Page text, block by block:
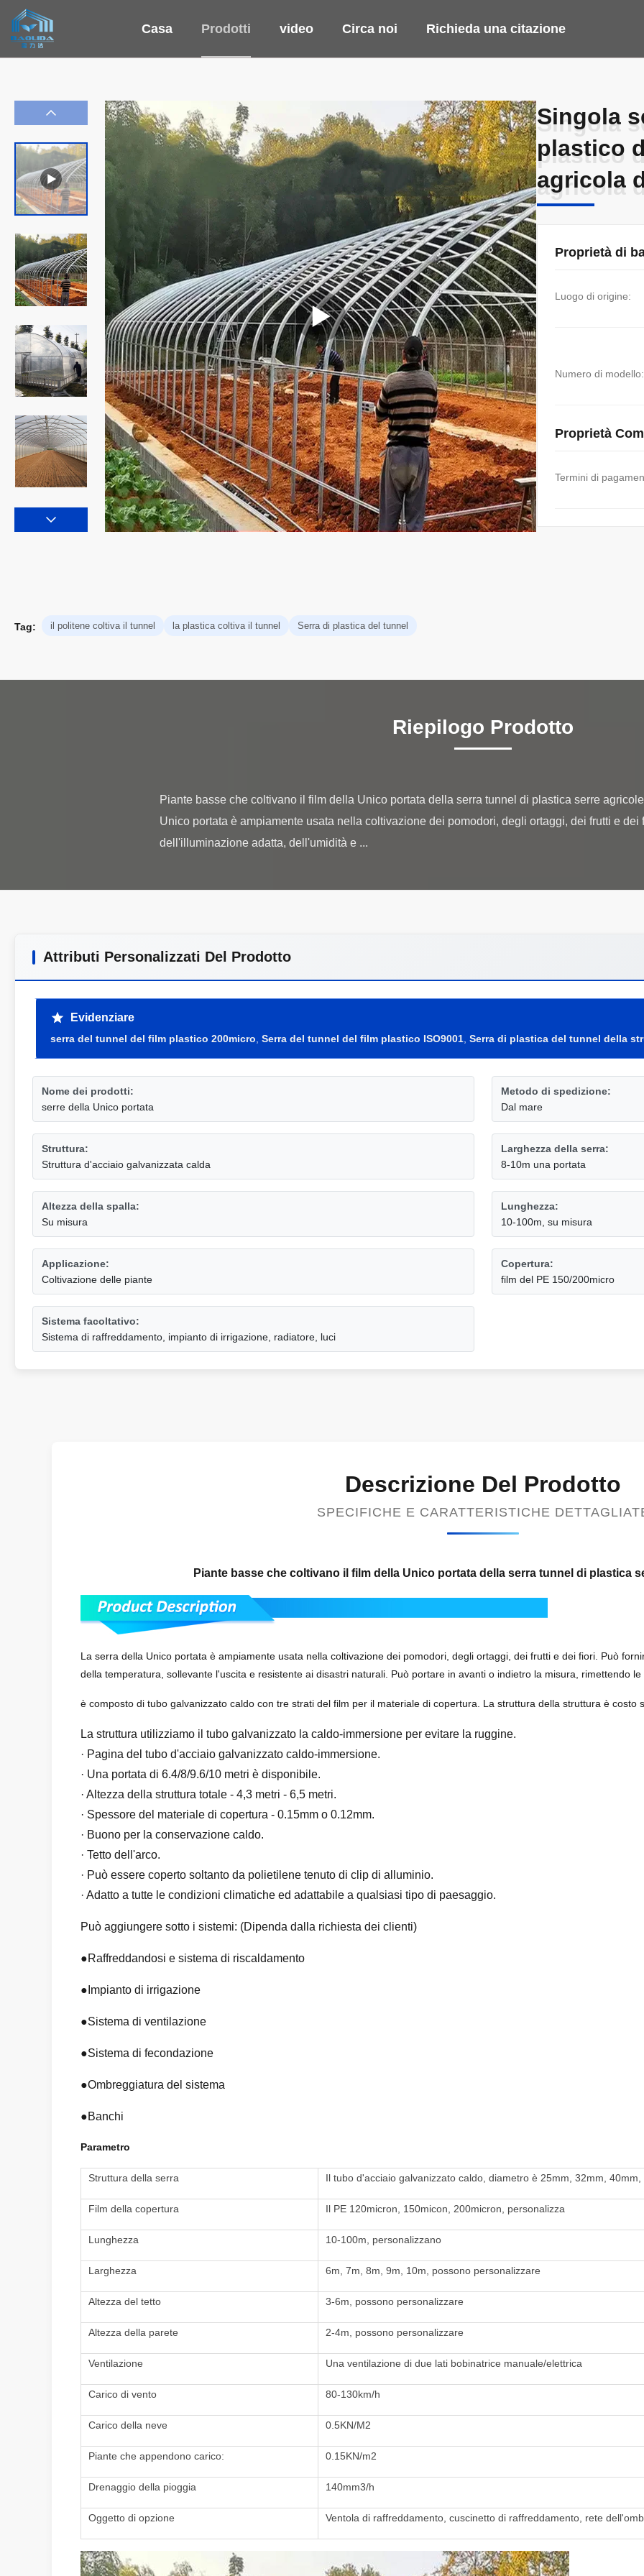
Casa Prodotti video Circa noi Richieda una citazione
Singola
plastico
agricola
Singola
plastico
agricola
Proprietà di
Luogo di origine:
Numero di modello:
Proprietà
Termini di
Tag: il politene coltiva il tunnel la plastica coltiva il tunnel Serra di plastica del tunnel
Riepilogo Prodotto
Piante basse che coltivano il film della Unico portata della serra tunnel di plastica serre
Unico portata è ampiamente usata nella coltivazione dei pomodori, degli ortaggi, dei frutti e dei
Attributi Personalizzati Del Prodotto
Evidenziare
serra del tunnel del film plastico 200micro Serra del tunnel del film plastico ISO9001 Serra di plastica del tunnel della
Nome dei prodotti:
serre della Unico portata
Metodo di spedizione:
Dal mare
Struttura:
Struttura d'acciaio galvanizzata calda
Larghezza della serra:
8-10m una portata
Altezza della spalla:
Su misura
Lunghezza:
10-100m, su misura
Applicazione:
Coltivazione delle piante
Copertura:
film del PE 150/200micro
Sistema facoltativo:
Sistema di raffreddamento, impianto di irrigazione, radiatore, luci
Descrizione Del Prodotto
SPECIFICHE E CARATTERISTICHE
Piante basse che coltivano il film della Unico portata della serra tunnel di plastica
La serra della Unico portata è ampiamente usata nella coltivazione dei pomodori, degli ortaggi, dei frutti e dei fiori. Può
della temperatura, sollevante l'uscita e resistente ai disastri naturali. Può portare in avanti o indietro la misura, rimettendo
è composto di tubo galvanizzato caldo con tre strati del film per il materiale di copertura. La struttura della struttura è costo
La struttura utilizziamo il tubo galvanizzato la caldo-immersione per evitare la ruggine.
· Pagina del tubo d'acciaio galvanizzato caldo-immersione.
· Una portata di 6.4/8/9.6/10 metri è disponibile.
· Altezza della struttura totale - 4,3 metri - 6,5 metri.
· Spessore del materiale di copertura - 0.15mm o 0.12mm.
· Buono per la conservazione caldo.
· Tetto dell'arco.
· Può essere coperto soltanto da polietilene tenuto di clip di alluminio.
· Adatto a tutte le condizioni climatiche ed adattabile a qualsiasi tipo di paesaggio.
Può aggiungere sotto i sistemi: (Dipenda dalla richiesta dei clienti)
●Raffreddandosi e sistema di riscaldamento
●Impianto di irrigazione
●Sistema di ventilazione
●Sistema di fecondazione
●Ombreggiatura del sistema
●Banchi
Parametro
Struttura della serra Il tubo d'acciaio galvanizzato caldo, diametro è 25mm, 32mm,
Film della copertura Il PE 120micron, 150micon, 200micron, personalizza
Lunghezza 10-100m, personalizzano
Larghezza 6m, 7m, 8m, 9m, 10m, possono personalizzare
Altezza del tetto 3-6m, possono personalizzare
Altezza della parete 2-4m, possono personalizzare
Ventilazione Una ventilazione di due lati bobinatrice manuale/elettrica
Carico di vento 80-130km/h
Carico della neve 0.5KN/M2
Piante che appendono carico: 0.15KN/m2
Drenaggio della pioggia 140mm3/h
Oggetto di opzione Ventola di raffreddamento, cuscinetto di raffreddamento, rete